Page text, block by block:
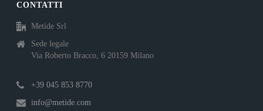
CONTATTI
Metide Srl
Sede legale
Via Roberto Bracco, 6 20159 Milano
+39 045 853 8770
info@metide.com